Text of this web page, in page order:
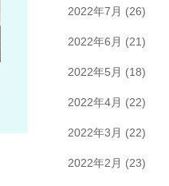
2022年7月 (26)
2022年6月 (21)
2022年5月 (18)
2022年4月 (22)
2022年3月 (22)
2022年2月 (23)